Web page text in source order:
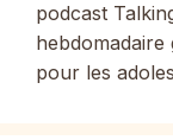
podcast
hebdomadaire
pour les